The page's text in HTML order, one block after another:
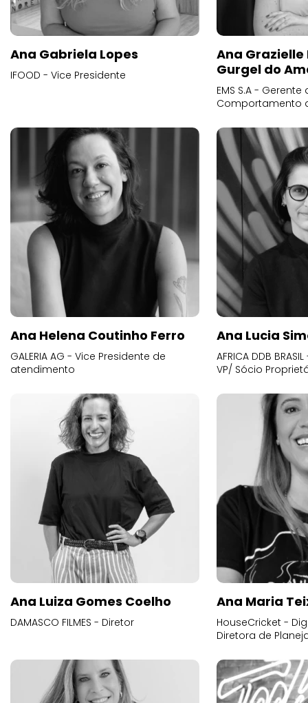
Ana Gabriela Lopes
IFOOD - Vice Presidente
Ana
Gurgel do
EMS S.A -
Comportamento
Ana Helena Coutinho Ferro
GALERIA AG - Vice Presidente de
atendimento
Ana Lucia
AFRICA DDB
VP/ Sócio
Ana Luiza Gomes Coelho
DAMASCO FILMES - Diretor
Ana Maria
HouseCricket -
Diretora de